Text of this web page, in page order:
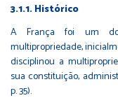
3.1.1. Histórico
A França foi um
multipropriedade,
disciplinou a
sua constituição,
p. 35).